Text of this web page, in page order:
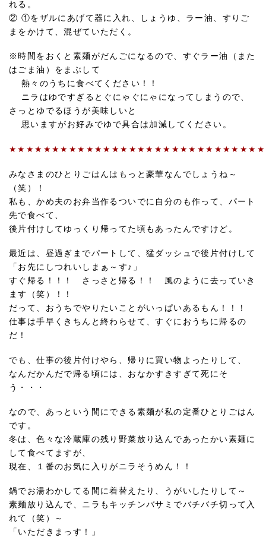
れる。
② ①をザルにあげて器に入れ、しょうゆ、ラー油、すりご
まをかけて、混ぜていただく。
※時間をおくと素麺がだんごになるので、すぐラー油（また
はごま油）をまぶして
熱々のうちに食べてください！！
ニラはゆですぎるとぐにゃぐにゃになってしまうので、
さっとゆでるほうが美味しいと
思いますがお好みでゆで具合は加減してください。
みなさまのひとりごはんはもっと豪華なんでしょうね～
（笑）！
私も、かめ夫のお弁当作るついでに自分のも作って、パート
先で食べて、
後片付けしてゆっくり帰ってた頃もあったんですけど。
最近は、昼過ぎまでパートして、猛ダッシュで後片付けして
「お先にしつれいしまぁ～す♪」
すぐ帰る！！！ さっさと帰る！！ 風のように去っていき
ます（笑）！！
だって、おうちでやりたいことがいっぱいあるもん！！！
仕事は手早くきちんと終わらせて、すぐにおうちに帰るの
だ！
でも、仕事の後片付けやら、帰りに買い物よったりして、
なんだかんだで帰る頃には、おなかすきすぎて死にそ
う・・・
なので、あっという間にできる素麺が私の定番ひとりごはん
です。
冬は、色々な冷蔵庫の残り野菜放り込んであったかい素麺に
して食べてますが、
現在、１番のお気に入りがニラそうめん！！
鍋でお湯わかしてる間に着替えたり、うがいしたりして～
素麺放り込んで、ニラもキッチンバサミでバチバチ切って入
れて（笑）～
「いただきまっす！」